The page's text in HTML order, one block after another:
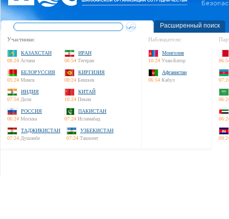
Расширенный поиск
Участники:
КАЗАХСТАН
08:24 Астана
ИРАН
06:54 Тегеран
БЕЛОРУССИЯ
05:24 Минск
КИРГИЗИЯ
08:24 Бишкек
ИНДИЯ
07:54 Дели
КИТАЙ
10:24 Пекин
РОССИЯ
06:24 Москва
ПАКИСТАН
07:24 Исламабад
ТАДЖИКИСТАН
07:24 Душанбе
УЗБЕКИСТАН
07:24 Ташкент
Наблюдатели:
Монголия
10:24 Улан-Батор
Афганистан
06:54 Кабул